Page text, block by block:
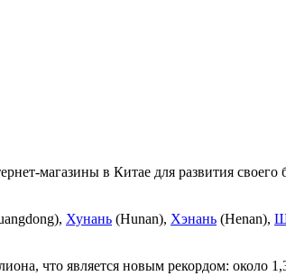
магазины в Китае для развития своего
Хунань (Hunan), Хэнань (Henan),
что является новым рекордом: около